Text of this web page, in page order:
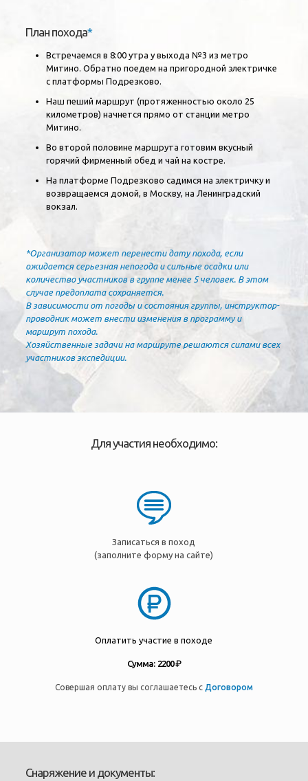
План похода*
Встречаемся в 8:00 утра у выхода №3 из метро
Митино. Обратно поедем на пригородной электричке
с платформы Подрезково.
Наш пеший маршрут (протяженностью около 25
километров) начнется прямо от станции метро
Митино.
Во второй половине маршрута готовим вкусный
горячий фирменный обед и чай на костре.
На платформе Подрезково садимся на электричку и
возвращаемся домой, в Москву, на Ленинградский
вокзал.
*Организатор может перенести дату похода, если
ожидается серьезная непогода и сильные осадки или
количество участников в группе менее 5 человек. В этом
случае предоплата сохраняется.
В зависимости от погоды и состояния группы, инструктор-
проводник может внести изменения в программу и
маршрут похода.
Хозяйственные задачи на маршруте решаются силами всех
участников экспедиции.
Для участия необходимо:
Записаться в поход
(заполните форму на сайте)
Оплатить участие в походе
Сумма: 2200 ₽
Совершая оплату вы соглашаетесь с Договором
Снаряжение и документы: